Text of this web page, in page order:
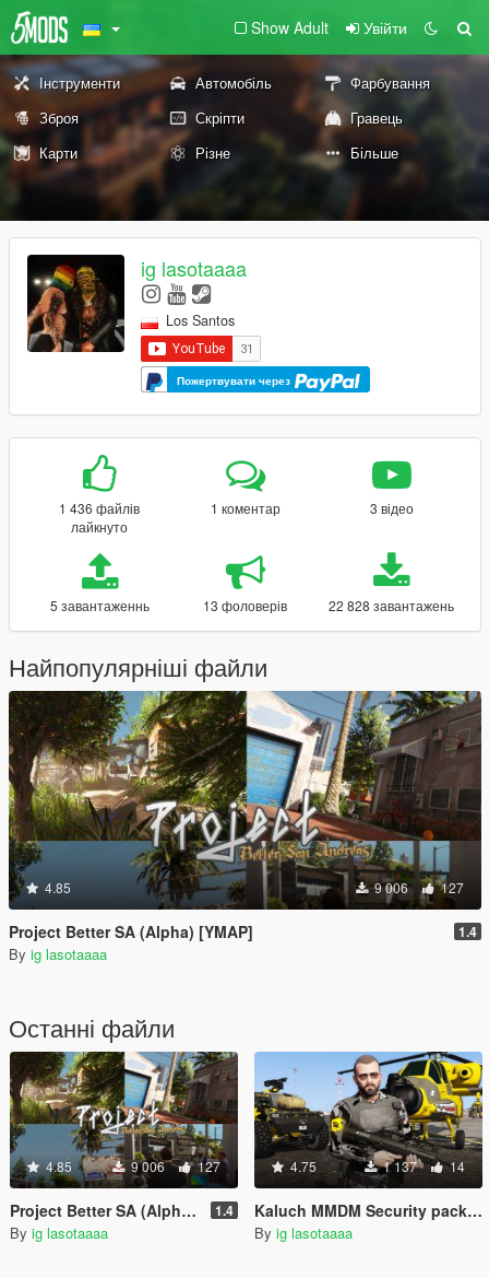
Show Adult Увійти
Інструменти Автомобіль
Фарбування
Зброя
Скріпти
Гравець
Карти
Різне Більше
ig lasotaaaa
Los Santos
Пожертвувати через
1 436 файлів
лайкнуто
1 коментар 3 відео
5 завантаженнь 13 фоловерів 22 828 завантажень
Найпопулярніші файли
4.85 9 006 127
Project Better SA (Alpha) [YMAP] 1.4
By ig lasotaaaa
Останні файли
4.85 9 006 127
Project Better SA (Alpha) [YMAP] 1.4
By ig lasotaaaa
4.75 1 137 14
Kaluch MMDM Security pack for Michael and Trevor
By ig lasotaaaa